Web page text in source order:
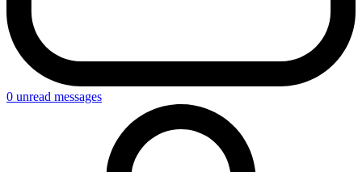
0 unread messages